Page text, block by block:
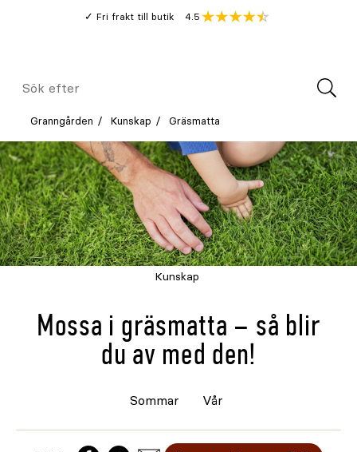
Fri frakt till butik
Genomsnitt
4.5
Meny
Sök
Granngården Kunskap Gräsmatta
Kunskap
Mossa i gräsmatta – så blir
du av med den!
Sommar Vår